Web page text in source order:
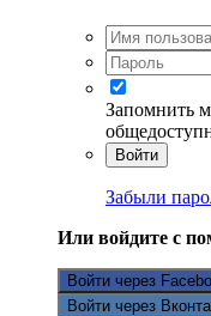
Запомнить
Войти
Забыли
Или войдите с
Войти через
Войти через